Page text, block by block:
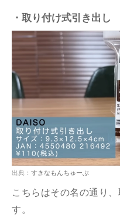
・取り付け式引き出し
出典： すきなもんちゅーぶ
こちらはその名の通り
す。